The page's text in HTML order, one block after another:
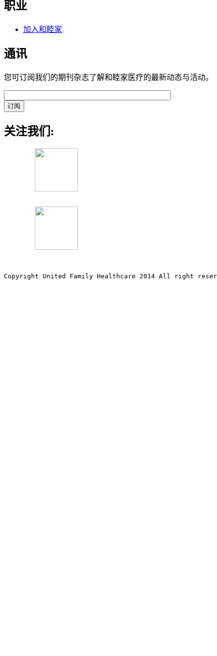
职业
加入和睦家
通讯
您可订阅我们的期刊杂志了解和睦家医疗的最新动态与活动。
关注我们:
Copyright United Family Healthcare 2014 All right